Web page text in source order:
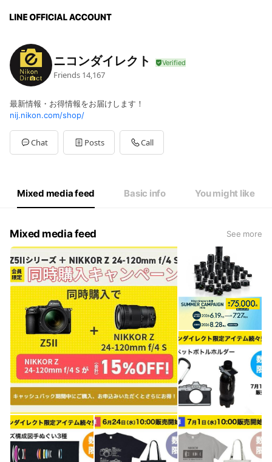
ニコンダイレクト
Friends 14,167
最新情報・お得情報をお届けします！
nij.nikon.com/shop/
Chat Posts Call
Mixed media feed Basic info You might like
Mixed media feed See more